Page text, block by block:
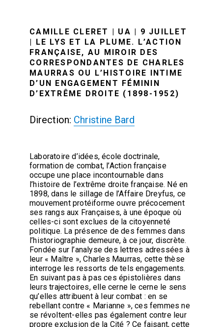
CAMILLE CLERET | UA | 9 JUILLET
| LE LYS ET LA PLUME. L’ACTION
FRANÇAISE, AU MIROIR DES
CORRESPONDANTES DE CHARLES
MAURRAS OU L’HISTOIRE INTIME
D’UN ENGAGEMENT FÉMININ
D’EXTRÊME DROITE (1898-1952)
Direction: Christine Bard
Laboratoire d’idées, école doctrinale,
formation de combat, l’Action française
occupe une place incontournable dans
l’histoire de l’extrême droite française. Né en
1898, dans le sillage de l’Affaire Dreyfus, ce
mouvement protéiforme ouvre précocement
ses rangs aux Françaises, à une époque où
celles-ci sont exclues de la citoyenneté
politique. La présence de des femmes dans
l’historiographie demeure, à ce jour, discrète.
Fondée sur l’analyse des lettres adressées à
leur « Maître », Charles Maurras, cette thèse
interroge les ressorts de tels engagements.
En suivant pas à pas ces épistolières dans
leurs trajectoires, elle cerne le cerne le sens
qu’elles attribuent à leur combat : en se
rebellant contre « Marianne », ces femmes ne
se révoltent-elles pas également contre leur
propre exclusion de la Cité ? Ce faisant, cette